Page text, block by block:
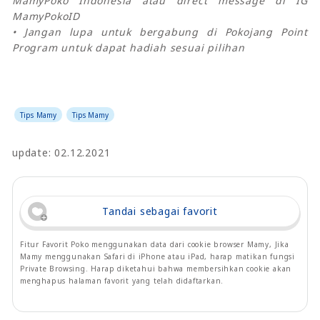
MamyPokoID
• Jangan lupa untuk bergabung di Pokojang Point
Program untuk dapat hadiah sesuai pilihan
Tips Mamy Tips Mamy
update: 02.12.2021
Tandai sebagai favorit
Fitur Favorit Poko menggunakan data dari cookie browser Mamy, Jika
Mamy menggunakan Safari di iPhone atau iPad, harap matikan fungsi
Private Browsing. Harap diketahui bahwa membersihkan cookie akan
menghapus halaman favorit yang telah didaftarkan.